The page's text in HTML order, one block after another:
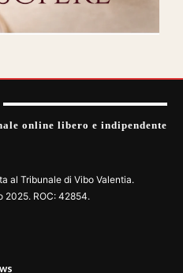
online libero e indipendente
al Tribunale di Vibo Valentia.
2025. ROC: 42854.